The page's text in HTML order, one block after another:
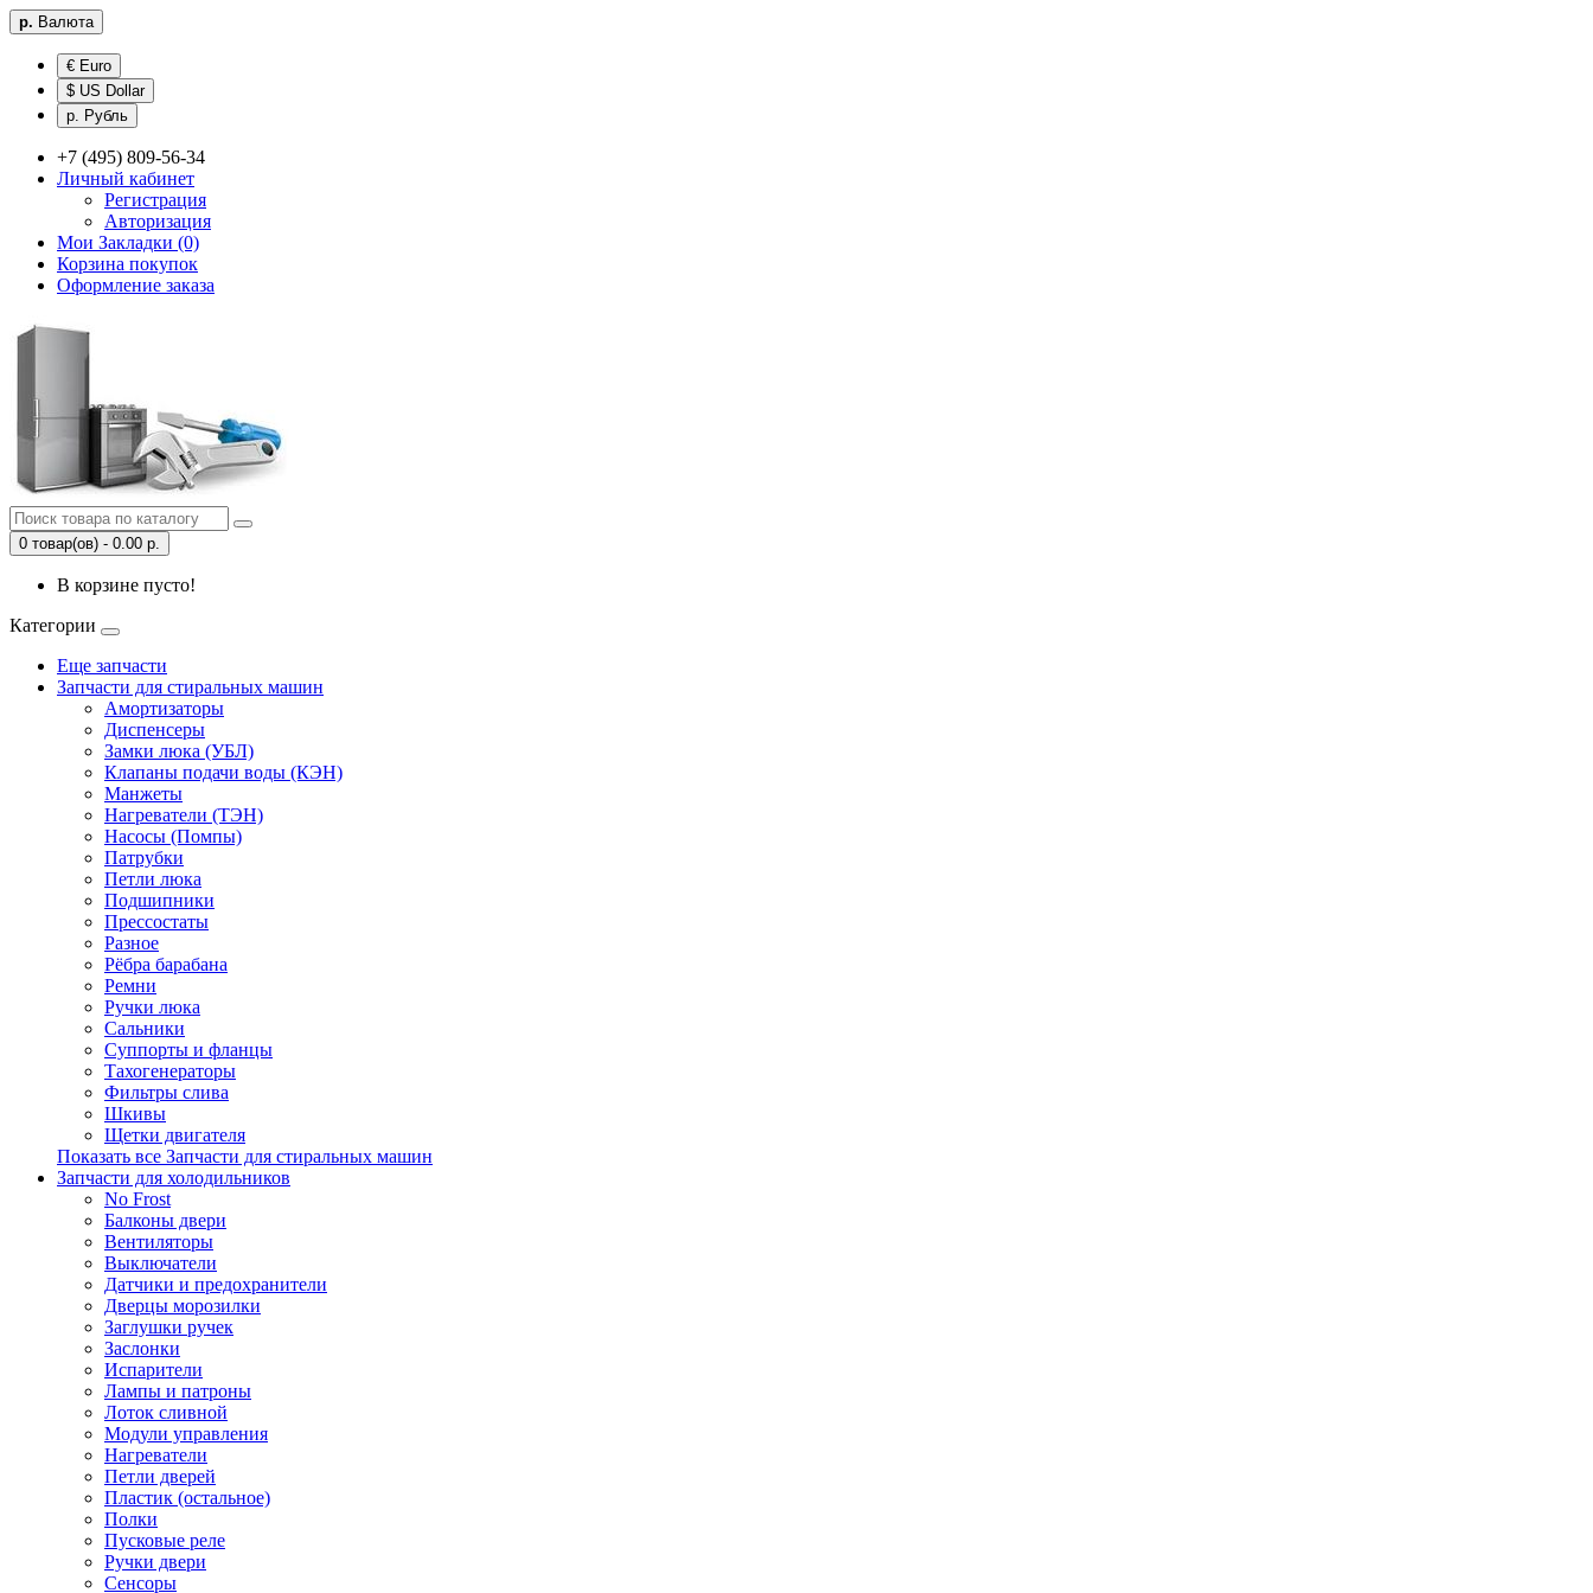
р. Валюта
€ Euro
$ US Dollar
р. Рубль
+7 (495) 809-56-34
Личный кабинет
Регистрация
Авторизация
Мои Закладки (0)
Корзина покупок
Оформление заказа
0 товар(ов) - 0.00 р.
В корзине пусто!
Категории
Еще запчасти
Запчасти для стиральных машин
Амортизаторы
Диспенсеры
Замки люка (УБЛ)
Клапаны подачи воды (КЭН)
Манжеты
Нагреватели (ТЭН)
Насосы (Помпы)
Патрубки
Петли люка
Подшипники
Прессостаты
Разное
Рёбра барабана
Ремни
Ручки люка
Сальники
Суппорты и фланцы
Тахогенераторы
Фильтры слива
Шкивы
Щетки двигателя
Показать все Запчасти для стиральных машин
Запчасти для холодильников
No Frost
Балконы двери
Вентиляторы
Выключатели
Датчики и предохранители
Дверцы морозилки
Заглушки ручек
Заслонки
Испарители
Лампы и патроны
Лоток сливной
Модули управления
Нагреватели
Петли дверей
Пластик (остальное)
Полки
Пусковые реле
Ручки двери
Сенсоры